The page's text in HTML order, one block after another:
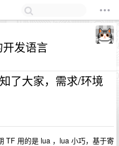
发语言
了大家，需求/环境
TF 用的是 lua ，lua 小巧，基于寄